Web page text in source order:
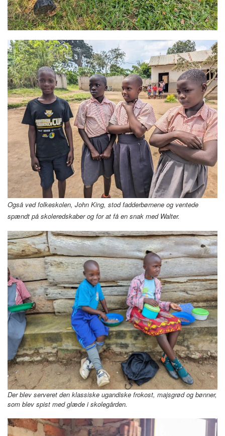
Også ved folkeskolen, John King, stod fadderbørnene og ventede
spændt på skoleredskaber og for at få en snak med Walter.
Der blev serveret den klassiske ugandiske frokost, majsgrød og bønner,
som blev spist med glæde i skolegården.